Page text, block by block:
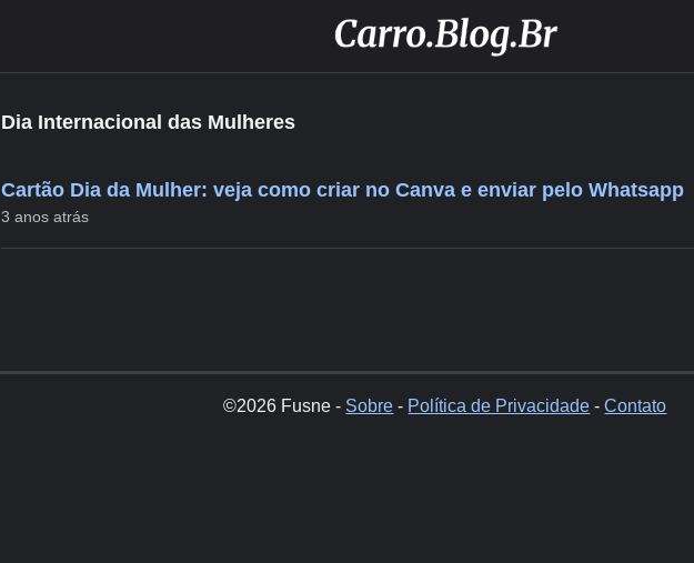
Dia Internacional das Mulheres
Cartão Dia da Mulher: veja como criar no Canva e enviar pelo Whatsapp
3 anos atrás
©2026 Fusne - Sobre - Política de Privacidade -Contato